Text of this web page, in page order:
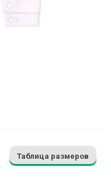
Таблица размеров